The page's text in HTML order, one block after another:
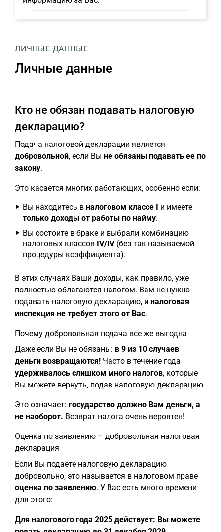
ЛИЧНЫЕ ДАННЫЕ
Личные данные
Кто не обязан подавать налоговую
декларацию?
Подача налоговой декларации является
добровольной, если Вы не обязаны подавать ее по
закону.
Это касается многих работающих, особенно если:
Вы находитесь в налоговом классе I и имеете
только доходы от работы по найму.
Вы состоите в браке и выбрали комбинацию
налоговых классов IV/IV(без так называемой
процедуры коэффициента).
В этих случаях Ваши доходы, как правило, уже
полностью облагаются налогом. Вам не нужно
подавать налоговую декларацию, и налоговая
инспекция не требует этого от Вас.
Почему добровольная подача все же выгодна
Даже если Вы не обязаны: в 9 из 10 случаев
деньги возвращаются! Часто в течение года
удерживалось слишком много налогов, которые
Вы можете вернуть, подав налоговую декларацию.
Это означает: государство должно Вам деньги, а
не наоборот. Возврат налога очень вероятен!
Оценка по заявлению – добровольная налоговая
декларация
Если Вы подаете налоговую декларацию
добровольно, это называется в налоговом праве
оценка по заявлению. У Вас есть много времени
для этого:
Для налогового года 2025 действует: Вы можете